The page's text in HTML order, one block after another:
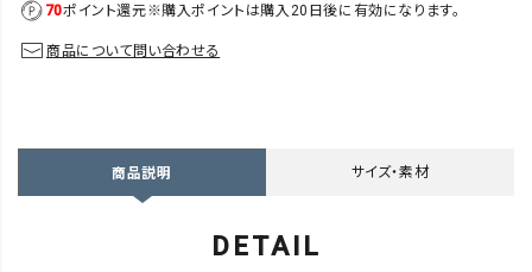
70ポイント還元※購入ポイントは購入20日後に有効になります。
商品について問い合わせる
商品説明 サイズ・素材
DETAIL